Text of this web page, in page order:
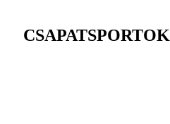
CSAPATSPORTOK